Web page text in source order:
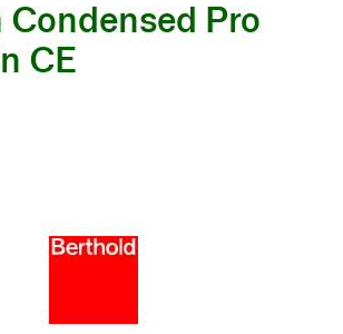
Condensed Pro
CE